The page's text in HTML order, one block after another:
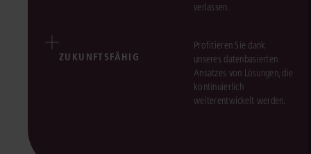
verlassen.
ZUKUNFTSFÄHIG
Profitieren Sie dank
unseres datenbasierten
Ansatzes von Lösungen, die
kontinuierlich
weiterentwickelt werden.